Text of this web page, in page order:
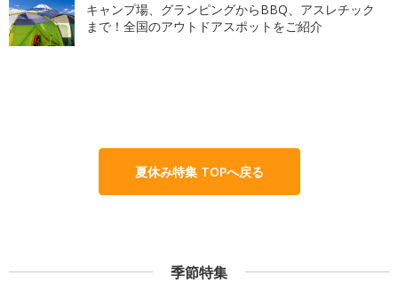
キャンプ場、グランピングからBBQ、アスレチック
まで！全国のアウトドアスポットをご紹介
夏休み特集 TOPへ戻る
季節特集